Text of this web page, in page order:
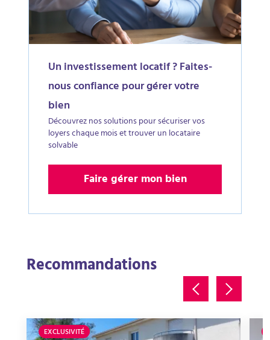
Un investissement locatif ? Faites-
nous confiance pour gérer votre
bien
Découvrez nos solutions pour sécuriser vos
loyers chaque mois et trouver un locataire
solvable
Faire gérer mon bien
Recommandations
EXCLUSIVITÉ